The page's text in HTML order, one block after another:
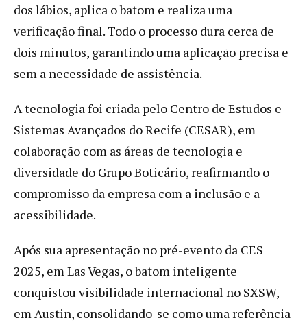
dos lábios, aplica o batom e realiza uma
verificação final. Todo o processo dura cerca de
dois minutos, garantindo uma aplicação precisa e
sem a necessidade de assistência.
A tecnologia foi criada pelo Centro de Estudos e
Sistemas Avançados do Recife (CESAR), em
colaboração com as áreas de tecnologia e
diversidade do Grupo Boticário, reafirmando o
compromisso da empresa com a inclusão e a
acessibilidade.
Após sua apresentação no pré-evento da CES
2025, em Las Vegas, o batom inteligente
conquistou visibilidade internacional no SXSW,
em Austin, consolidando-se como uma referência